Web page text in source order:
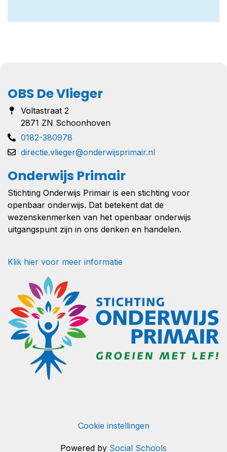
OBS De Vlieger
Voltastraat 2
2871 ZN Schoonhoven
0182-380978
directie.vlieger@onderwijsprimair.nl
Onderwijs Primair
Stichting Onderwijs Primair is een stichting voor
openbaar onderwijs. Dat betekent dat de
wezenskenmerken van het openbaar onderwijs
uitgangspunt zijn in ons denken en handelen.
Klik hier voor meer informatie
Cookie instellingen
Powered by Social Schools